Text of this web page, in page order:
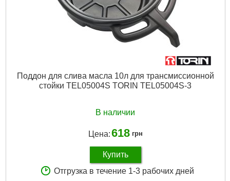
Поддон для слива масла 10л для трансмиссионной
стойки TEL05004S TORIN TEL05004S-3
В наличии
Цена:618 грн
Купить
Отгрузка в течение 1-3 рабочих дней